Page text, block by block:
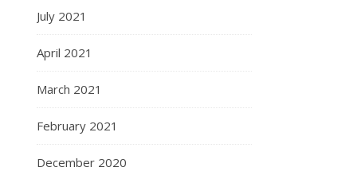
July 2021
April 2021
March 2021
February 2021
December 2020